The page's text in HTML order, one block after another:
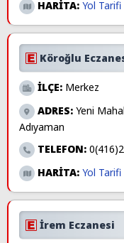
HARİTA: Yol Tarifi
Köroğlu
İLÇE: Merkez
ADRES: Yeni
Adıyaman
TELEFON:
HARİTA: Yol Tarifi
İrem Eczanesi